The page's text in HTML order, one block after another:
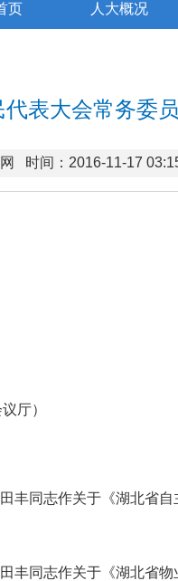
页 人大概况
表大会常务委
时间：2016-11-17
厅）
丰同志作关于《湖北省
丰同志作关于《湖北省